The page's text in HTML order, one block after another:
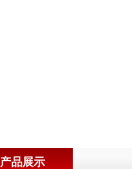
产品展示